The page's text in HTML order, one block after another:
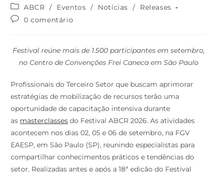
ABCR / Eventos / Notícias /
Releases
0 comentário
Festival reúne mais de 1.500 participantes em setembro,
no Centro de Convenções Frei Caneca em São Paulo
Profissionais do Terceiro Setor que buscam aprimorar
estratégias de mobilização de recursos terão uma
oportunidade de capacitação intensiva durante
as masterclasses do Festival ABCR 2026. As atividades
acontecem nos dias 02, 05 e 06 de setembro, na FGV
EAESP, em São Paulo (SP), reunindo especialistas para
compartilhar conhecimentos práticos e tendências do
setor. Realizadas antes e após a 18ª edição do Festival